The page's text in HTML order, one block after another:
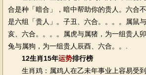
合是种「暗合」，暗中帮助你的贵人。六合
是六组「贵人」。子丑、六合。。。。属鼠
亥、六合。。。。属虎与属猪，为一组贵人
兔与属狗，为一组贵人辰酉、六合。。.
12生肖15年运势排行榜
生肖鸡：属鸡人在乙未年事业上容易受到